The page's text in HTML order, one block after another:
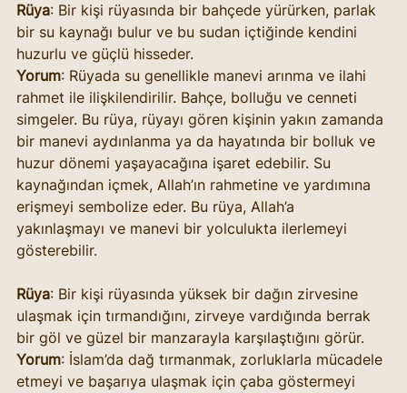
Rüya: Bir kişi rüyasında bir bahçede yürürken, parlak
bir su kaynağı bulur ve bu sudan içtiğinde kendini
huzurlu ve güçlü hisseder.
Yorum: Rüyada su genellikle manevi arınma ve ilahi
rahmet ile ilişkilendirilir. Bahçe, bolluğu ve cenneti
simgeler. Bu rüya, rüyayı gören kişinin yakın zamanda
bir manevi aydınlanma ya da hayatında bir bolluk ve
huzur dönemi yaşayacağına işaret edebilir. Su
kaynağından içmek, Allah’ın rahmetine ve yardımına
erişmeyi sembolize eder. Bu rüya, Allah’a
yakınlaşmayı ve manevi bir yolculukta ilerlemeyi
gösterebilir.
Rüya: Bir kişi rüyasında yüksek bir dağın zirvesine
ulaşmak için tırmandığını, zirveye vardığında berrak
bir göl ve güzel bir manzarayla karşılaştığını görür.
Yorum: İslam’da dağ tırmanmak, zorluklarla mücadele
etmeyi ve başarıya ulaşmak için çaba göstermeyi